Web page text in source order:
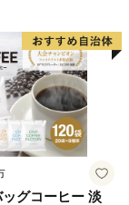
ッグコーヒー 淡